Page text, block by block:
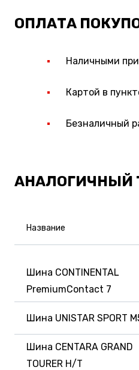
ОПЛАТА
Наличными
Картой в
Безналичный
АНАЛОГИЧНЫЙ
Название
Шина CONTINENTAL
PremiumContact 7
Шина UNISTAR SPORT
Шина CENTARA GRAND
TOURER H/T